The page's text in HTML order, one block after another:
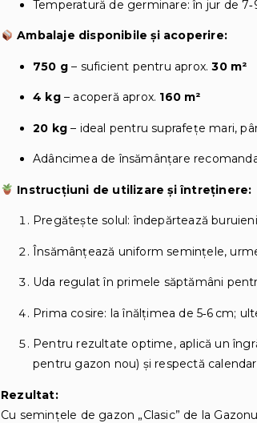
Temperatură de germinare: în jur de
Ambalaje disponibile și acoperire:
750 g – suficient pentru aprox.30 m²
4 kg– acoperă aprox. 160 m²
20 kg – ideal pentru suprafețe mari,
Adâncimea de însămânțare
Instrucțiuni de utilizare și întreținere:
Pregătește solul: îndepărtează
Însămânțează uniform semințele,
Uda regulat în primele săptămâni
Prima cosire: la înălțimea de 5‑6 cm;
Pentru rezultate optime, aplică un
pentru gazon nou) şi respectă
Rezultat:
Cu semințele de gazon „Clasic” de la